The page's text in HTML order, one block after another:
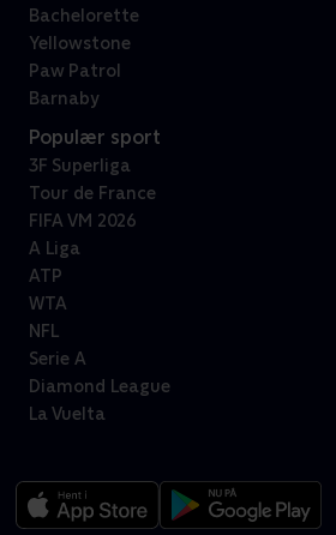
Bachelorette
Yellowstone
Paw Patrol
Barnaby
Populær sport
3F Superliga
Tour de France
FIFA VM 2026
A Liga
ATP
WTA
NFL
Serie A
Diamond League
La Vuelta